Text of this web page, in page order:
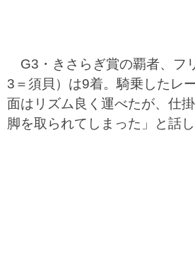
G3・きさらぎ賞の覇者、フ
3＝須貝）は9着。騎乗したレ
面はリズム良く運べたが、仕
脚を取られてしまった」と話し